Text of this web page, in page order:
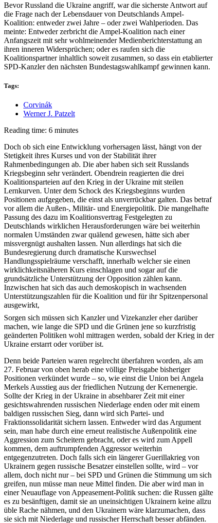
Bevor Russland die Ukraine angriff, war die sicherste Antwort auf
die Frage nach der Lebensdauer von Deutschlands Ampel-
Koalition: entweder zwei Jahre – oder zwei Wahlperioden. Das
meinte: Entweder zerbricht die Ampel-Koalition nach einer
Anfangszeit mit sehr wohlmeinender Medienberichterstattung an
ihren inneren Widersprüchen; oder es raufen sich die
Koalitionspartner inhaltlich soweit zusammen, so dass ein etablierter
SPD-Kanzler den nächsten Bundestagswahlkampf gewinnen kann.
Tags:
Corvinák
Werner J. Patzelt
Reading time: 6 minutes
Doch ob sich eine Entwicklung vorhersagen lässt, hängt von der
Stetigkeit ihres Kurses und von der Stabilität ihrer
Rahmenbedingungen ab. Die aber haben sich seit Russlands
Kriegsbeginn sehr verändert. Obendrein reagierten die drei
Koalitionsparteien auf den Krieg in der Ukraine mit steilen
Lernkurven. Unter dem Schock des Kriegsbeginns wurden
Positionen aufgegeben, die einst als unverrückbar galten. Das betraf
vor allem die Außen-, Militär- und Energiepolitik. Die mangelhafte
Passung des dazu im Koalitionsvertrag Festgelegten zu
Deutschlands wirklichen Herausforderungen wäre bei weiterhin
normalen Umständen zwar quälend gewesen, hätte sich aber
missvergnügt aushalten lassen. Nun allerdings hat sich die
Bundesregierung durch dramatische Kurswechsel
Handlungsspielräume verschafft, innerhalb welcher sie einen
wirklichkeitsnäheren Kurs einschlagen und sogar auf die
grundsätzliche Unterstützung der Opposition zählen kann.
Inzwischen hat sich das auch demoskopisch in wachsenden
Unterstützungszahlen für die Koalition und für ihr Spitzenpersonal
ausgewirkt,
Sorgen sich müssen sich Kanzler und Vizekanzler eher darüber
machen, wie lange die SPD und die Grünen jene so kurzfristig
geänderten Politiken wohl mittragen werden, sobald der Krieg in der
Ukraine erstarrt oder vorüber ist.
Denn beide Parteien waren regelrecht überfahren worden, als am
27. Februar von oben herab eine völlige Preisgabe bisheriger
Positionen verkündet wurde – so, wie einst die Union bei Angela
Merkels Ausstieg aus der friedlichen Nutzung der Kernenergie.
Sollte der Krieg in der Ukraine in absehbarer Zeit mit einer
gesichtswahrenden russischen Niederlage enden oder mit einem
baldigen russischen Sieg, dann wird sich Partei- und
Fraktionssolidarität sichern lassen. Entweder wird das Argument
sein, man habe durch eine erneut realistische Außenpolitik eine
Aggression zum Scheitern gebracht, oder es wird zum Appell
kommen, dem auftrumpfenden Aggressor weiterhin
entgegenzutreten. Doch falls sich ein längerer Guerillakrieg von
Ukrainern gegen russische Besatzer einstellen sollte, wird – vor
allem, doch nicht nur – bei SPD und Grünen die Stimmung um sich
greifen, nun müsse man neue Mittel finden. Die aber wird man in
einer Neuauflage von Appeasement-Politik suchen: die Russen gälte
es zu besänftigen, damit sie an uneinsichtigen Ukrainern keine allzu
üble Rache nähmen, und den Ukrainern wäre klarzumachen, dass
sie sich mit Niederlage und russischer Herrschaft besser abfänden.